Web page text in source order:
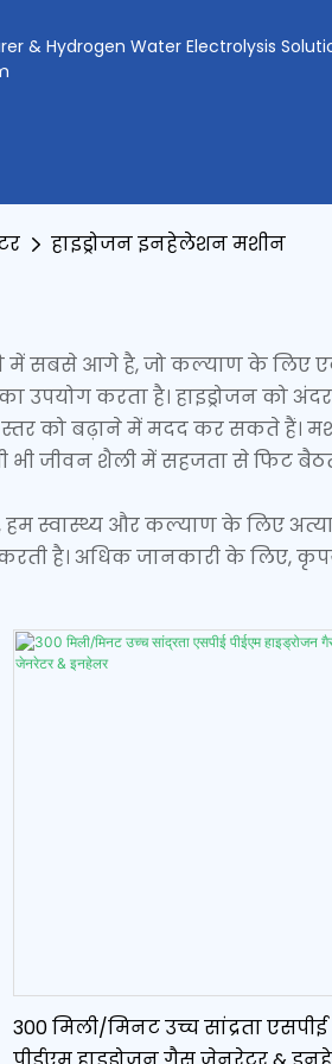
& Hydrogen Water
हाइड्रोजन इनहेलेशन मशीन
में सबसे आगे है, जो कल्याण के
उपयोग करता है। हाइड्रोजन
को बढ़ाने में मदद कर सकते हैं।
भी जीवन शैली में सहजता से फिट
स्वास्थ्य और कल्याण के लिए
करती है। अधिक जानकारी के
300 मिली/मिनट उच्च सांद्रता एसपीई